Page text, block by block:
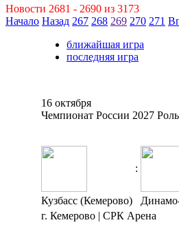
Новости 2681 - 2690 из 3173
Начало Назад 267 268 269 270 271
ближайшая игра
последняя игра
16 октября
Чемпионат России 2027
:
Кузбасс (Кемерово)
г. Кемерово | СРК Арена